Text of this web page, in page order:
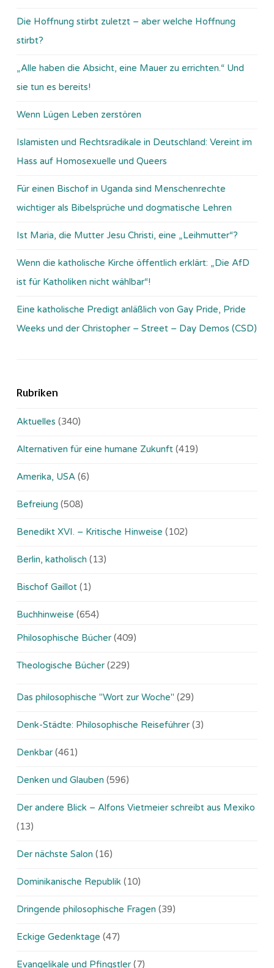
Die Hoffnung stirbt zuletzt – aber welche Hoffnung
stirbt?
„Alle haben die Absicht, eine Mauer zu errichten.“ Und
sie tun es bereits!
Wenn Lügen Leben zerstören
Islamisten und Rechtsradikale in Deutschland: Vereint im
Hass auf Homosexuelle und Queers
Für einen Bischof in Uganda sind Menschenrechte
wichtiger als Bibelsprüche und dogmatische Lehren
Ist Maria, die Mutter Jesu Christi, eine „Leihmutter“?
Wenn die katholische Kirche öffentlich erklärt: „Die AfD
ist für Katholiken nicht wählbar“!
Eine katholische Predigt anläßlich von Gay Pride, Pride
Weeks und der Christopher – Street – Day Demos (CSD)
Rubriken
Aktuelles (340)
Alternativen für eine humane Zukunft (419)
Amerika, USA (6)
Befreiung (508)
Benedikt XVI. – Kritische Hinweise (102)
Berlin, katholisch (13)
Bischof Gaillot (1)
Buchhinweise (654)
Philosophische Bücher (409)
Theologische Bücher (229)
Das philosophische "Wort zur Woche" (29)
Denk-Städte: Philosophische Reiseführer (3)
Denkbar (461)
Denken und Glauben (596)
Der andere Blick – Alfons Vietmeier schreibt aus Mexiko
(13)
Der nächste Salon (16)
Dominikanische Republik (10)
Dringende philosophische Fragen (39)
Eckige Gedenktage (47)
Evangelikale und Pfingstler (7)